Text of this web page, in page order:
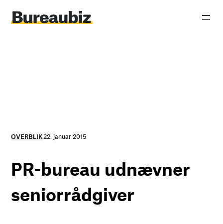
indhold
OVERBLIK22. januar 2015
PR-bureau udnævner
seniorrådgiver